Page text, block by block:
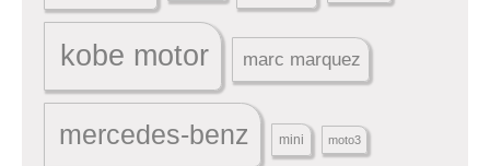
kobe motor marc marquez
mercedes-benz mini moto3